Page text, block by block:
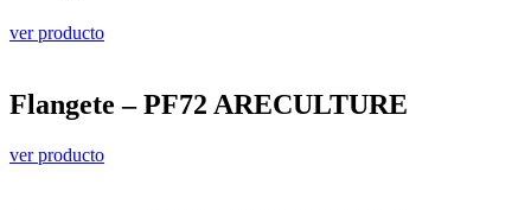
ver producto
Flangete – PF72 ARECULTURE
ver producto